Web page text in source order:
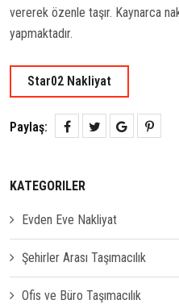
vererek özenle taşır. Kaynarca
yapmaktadır.
Star02 Nakliyat
Paylaş:
KATEGORILER
Evden Eve Nakliyat
Şehirler Arası Taşımacılık
Ofis ve Büro Taşımacılık